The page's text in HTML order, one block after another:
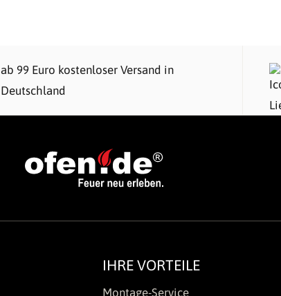
ab 99 Euro kostenloser Versand in
Deutschland
IHRE VORTEILE
Montage-Service